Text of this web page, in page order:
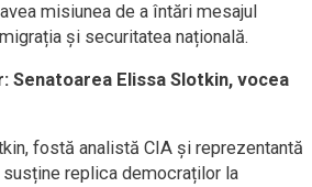
misiunea de a întări mesajul
și securitatea națională.
Senatoarea Elissa Slotkin, vocea
fostă analistă CIA și reprezentantă
replica democraților la